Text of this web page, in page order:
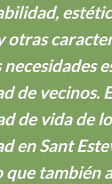
otras
de vecinos.
de vida de
en Sant
que también